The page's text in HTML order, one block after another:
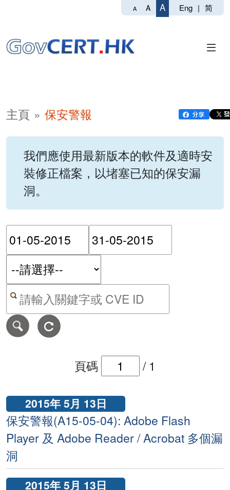
A A A Eng | 简
主頁 保安警報
我們應使用最新版本的軟件及適時安
裝修正檔案，以堵塞已知的保安漏
洞。
請輸入搜尋日期範圍的開
按關鍵字或 CVE ID 搜尋保安警報
頁碼 / 1
2015年 5月 13日
保安警報(A15-05-04): Adobe Flash
Player 及 Adobe Reader / Acrobat 多個漏
洞
2015年 5月 13日